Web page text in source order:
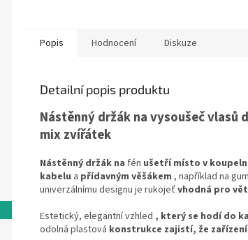
Popis Hodnocení Diskuze
Detailní popis produktu
Nástěnný držák na vysoušeč vlasů
mix zvířátek
Nástěnný držák na fén ušetří místo v
kabelu a přídavným věšákem , například na
univerzálnímu designu je rukojeť vhodná pro
Estetický, elegantní vzhled , který se hodí do
odolná plastová konstrukce zajistí, že